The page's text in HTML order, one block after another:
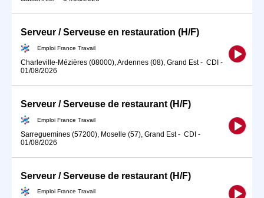
Serveur / Serveuse en restauration (H/F)
Emploi France Travail
Charleville-Mézières (08000), Ardennes (08), Grand Est- CDI -
01/08/2026
Serveur / Serveuse de restaurant (H/F)
Emploi France Travail
Sarreguemines (57200), Moselle (57), Grand Est- CDI -
01/08/2026
Serveur / Serveuse de restaurant (H/F)
Emploi France Travail